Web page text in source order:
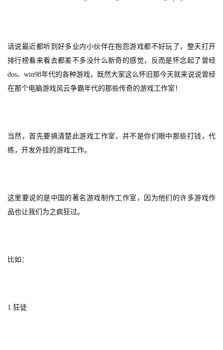
话说最近都听到好多业内小伙伴在抱怨游戏都不好玩了，整天打开
排行榜看来看去都差不多没什么新奇的感觉，反而是怀念起了曾经
dos、win98年代的各种游戏，既然大家这么怀旧那今天就来说说曾经
在那个电脑游戏风云争霸年代的那些传奇的游戏工作室！
当然，首先要搞清楚此游戏工作室，并不是你们眼中那些打钱，代
练，开发外挂的游戏工作。
这里要说的是中国的著名游戏制作工作室，因为他们的许多游戏作
品也让我们为之疯狂过。
比如：
1.狂徒